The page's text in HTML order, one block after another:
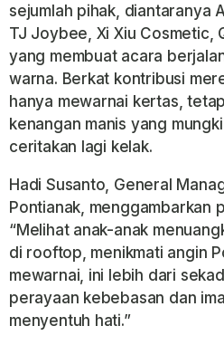
sejumlah pihak, diantaranya
TJ Joybee, Xi Xiu Cosmetic,
yang membuat acara
warna. Berkat kontribusi
hanya mewarnai kertas,
kenangan manis yang
ceritakan lagi kelak.
Hadi Susanto, General
Pontianak, menggambarkan
“Melihat anak-anak
di rooftop, menikmati angin
mewarnai, ini lebih dari
perayaan kebebasan dan
menyentuh hati.”